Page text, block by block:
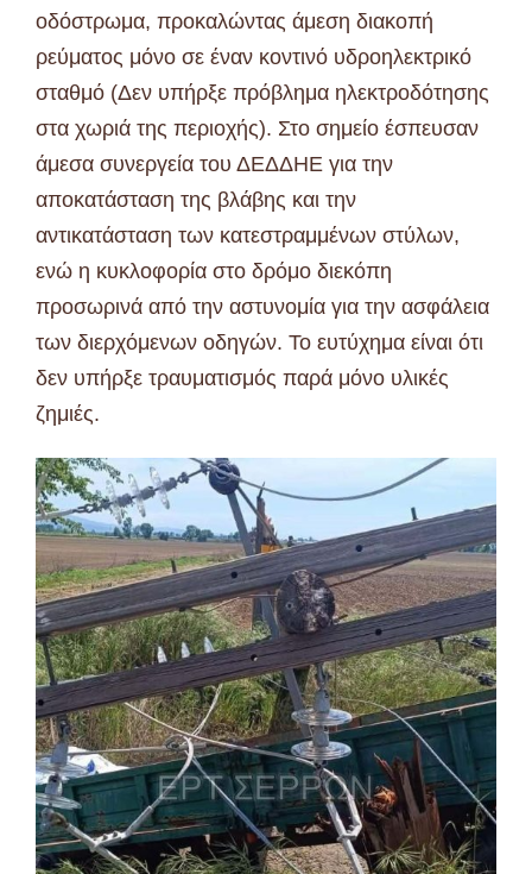
οδόστρωμα, προκαλώντας άμεση διακοπή
ρεύματος μόνο σε έναν κοντινό υδροηλεκτρικό
σταθμό (Δεν υπήρξε πρόβλημα ηλεκτροδότησης
στα χωριά της περιοχής). Στο σημείο έσπευσαν
άμεσα συνεργεία του ΔΕΔΔΗΕ για την
αποκατάσταση της βλάβης και την
αντικατάσταση των κατεστραμμένων στύλων,
ενώ η κυκλοφορία στο δρόμο διεκόπη
προσωρινά από την αστυνομία για την ασφάλεια
των διερχόμενων οδηγών. Το ευτύχημα είναι ότι
δεν υπήρξε τραυματισμός παρά μόνο υλικές
ζημιές.